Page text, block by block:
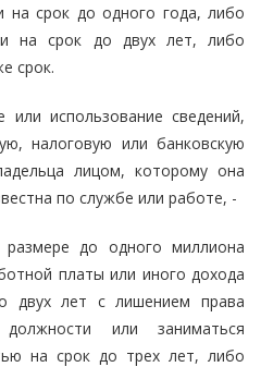
на срок до одного года, либо
на срок до двух лет, либо
срок.
или использование сведений,
налоговую или банковскую
лицом, которому она
по службе или работе, -
до одного миллиона
платы или иного дохода
двух лет с лишением права
или заниматься
на срок до трех лет, либо